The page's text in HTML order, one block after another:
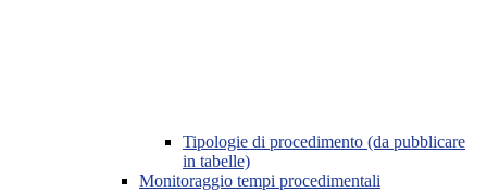
Tipologie di procedimento (da pubblicare
in tabelle)
Monitoraggio tempi procedimentali